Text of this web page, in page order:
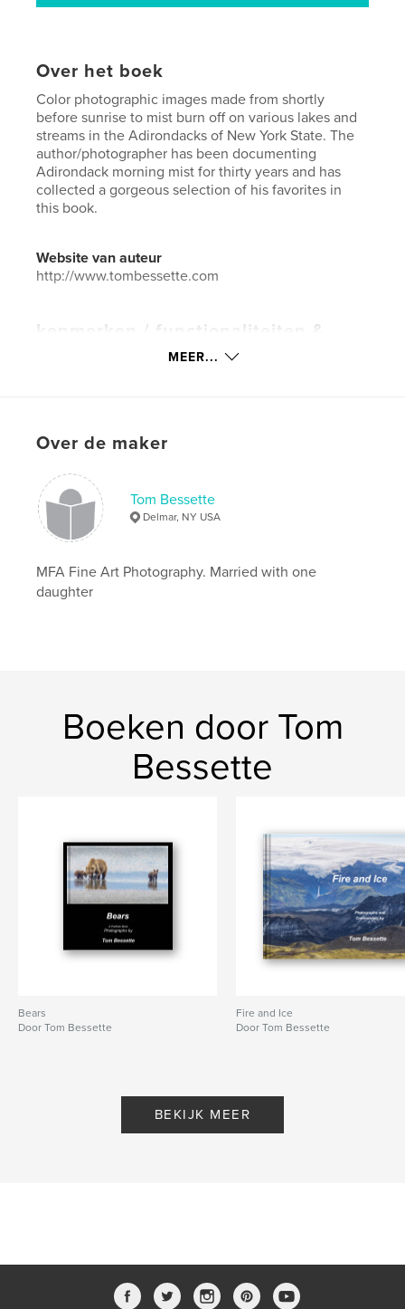
Over het boek
Color photographic images made from shortly
before sunrise to mist burn off on various lakes and
streams in the Adirondacks of New York State. The
author/photographer has been documenting
Adirondack morning mist for thirty years and has
collected a gorgeous selection of his favorites in
this book.
Website van auteur
http://www.tombessette.com
kenmerken / functionaliteiten &
ISBN
Paperback: 9781367890299
Datum publiceren: dec 14, 2012
Taal
English
Adirondack , mist , morning , fog
MEER...
Over de maker
Tom Bessette
Delmar, NY USA
MFA Fine Art Photography. Married with one
daughter
Boeken door Tom
Bessette
Bears
Door Tom Bessette
Fire and Ice
Door Tom Bessette
BEKIJK MEER